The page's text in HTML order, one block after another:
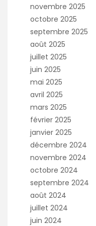
novembre 2025
octobre 2025
septembre 2025
août 2025
juillet 2025
juin 2025
mai 2025
avril 2025
mars 2025
février 2025
janvier 2025
décembre 2024
novembre 2024
octobre 2024
septembre 2024
août 2024
juillet 2024
juin 2024